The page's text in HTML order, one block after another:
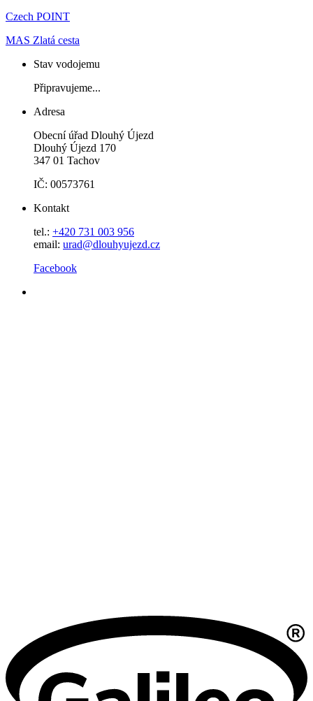
Czech POINT
MAS Zlatá cesta
Stav vodojemu
Připravujeme...
Adresa
Obecní úřad Dlouhý Újezd
Dlouhý Újezd 170
347 01 Tachov
IČ: 00573761
Kontakt
tel.: +420 731 003 956
email: urad@dlouhyujezd.cz
Facebook